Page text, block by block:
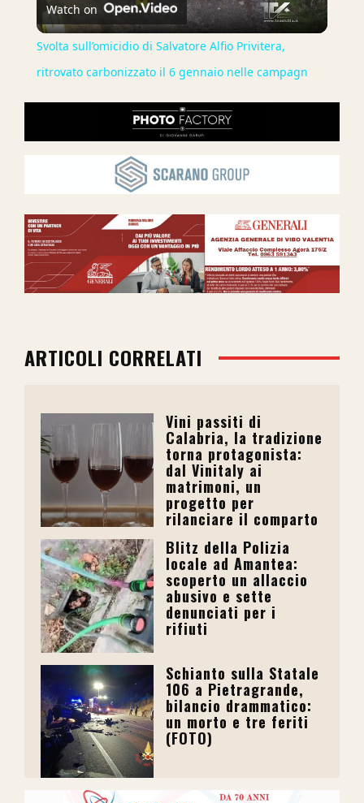
Video
Watch on
Svolta sull’omicidio di Salvatore Alfio Privitera,
ritrovato carbonizzato il 6 gennaio nelle campagn
ARTICOLI CORRELATI
Vini passiti di
Calabria, la tradizione
torna protagonista:
dal Vinitaly ai
matrimoni, un
progetto per
rilanciare il comparto
Blitz della Polizia
locale ad Amantea:
scoperto un allaccio
abusivo e sette
denunciati per i
rifiuti
Schianto sulla Statale
106 a Pietragrande,
bilancio drammatico:
un morto e tre feriti
(FOTO)